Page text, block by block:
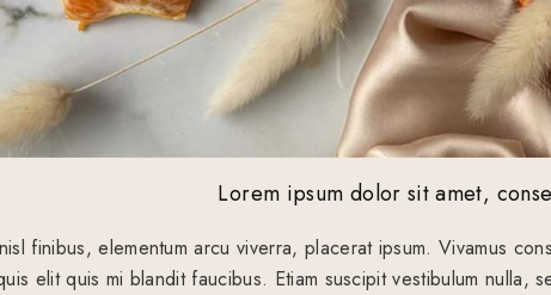
Lorem ipsum dolor sit amet,
finibus, elementum arcu viverra, placerat ipsum. Vivamus
elit quis mi blandit faucibus. Etiam suscipit vestibulum nulla,